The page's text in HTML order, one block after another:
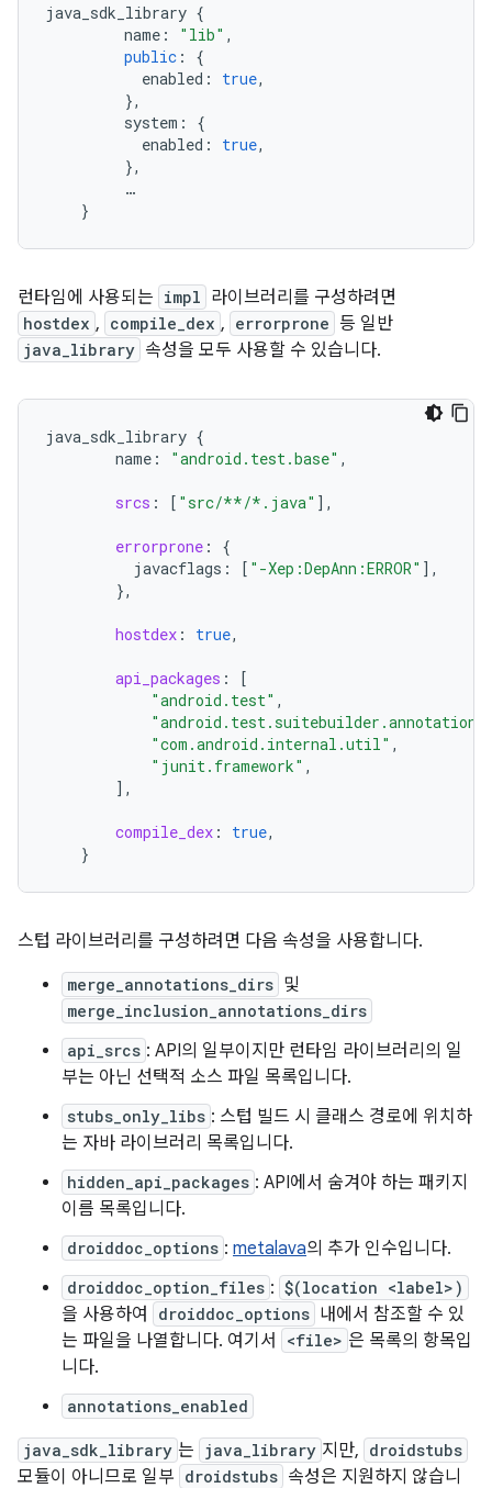
java_sdk_library {
name : "lib" ,
public :
{
enabled : true,
},
system :
{
enabled : true,
},
…
}
런타임에 사용되는 impl 라이브러리를 구성하려면
hostdex , compile_dex , errorprone 등 일반
java_library 속성을 모두 사용할 수 있습니다.
java_sdk_library {
name : "android.test.base" ,
srcs : [ "src/**/*.java" ] ,
errorprone :
{
javacflags : [ "-Xep:DepAnn:ERROR" ] ,
},
hostdex : true,
api_packages :
[
"android.test" ,
"android.test.suitebuilder.annotation"
"com.android.internal.util" ,
"junit.framework" ,
] ,
compile_dex : true,
}
스텁 라이브러리를 구성하려면 다음 속성을 사용합니다.
merge_annotations_dirs 및
merge_inclusion_annotations_dirs
api_srcs : API의 일부이지만 런타임 라이브러리의 일
부는 아닌 선택적 소스 파일 목록입니다.
stubs_only_libs : 스텁 빌드 시 클래스 경로에 위치하
는 자바 라이브러리 목록입니다.
hidden_api_packages : API에서 숨겨야 하는 패키지
이름 목록입니다.
droiddoc_options : metalava의 추가 인수입니다.
droiddoc_option_files : $(location <label>)
을 사용하여 droiddoc_options 내에서 참조할 수 있
는 파일을 나열합니다. 여기서
<file> 은 목록의 항목입
니다.
annotations_enabled
java_sdk_library 는 java_library 지만, droidstubs
모듈이 아니므로 일부 droidstubs 속성은 지원하지 않습니